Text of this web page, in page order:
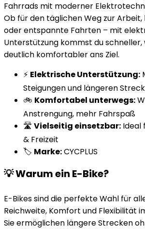
Fahrrads mit moderner
Ob für den täglichen Weg zur
oder entspannte Fahrten – mit
Unterstützung kommst du schneller,
deutlich komfortabler ans Ziel.
⚡ Elektrische Unterstützung:
Steigungen und längeren
🚲 Komfortabel unterwegs:
Anstrengung, mehr Fahrspaß
🛣️ Vielseitig einsetzbar: Ideal
& Freizeit
🏷️ Marke:CYCPLUS
💡 Warum ein E-Bike?
E-Bikes sind die perfekte Wahl für
Reichweite, Komfort und Flexibilität
Sie ermöglichen längere Strecken